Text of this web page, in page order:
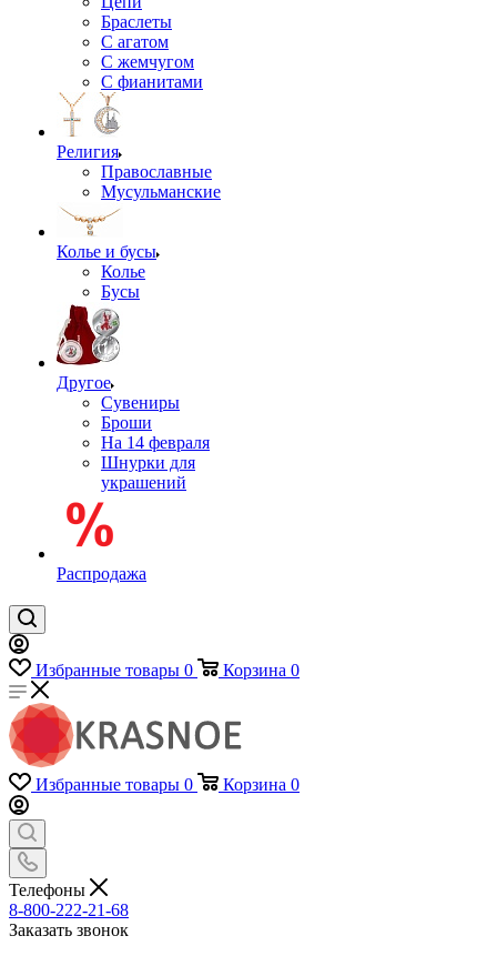
Браслеты
С агатом
С жемчугом
С фианитами
Религия
Православные
Мусульманские
Колье и бусы
Колье
Бусы
Другое
Сувениры
Броши
На 14 февраля
Шнурки для
украшений
Распродажа
Избранные товары 0 Корзина 0
Избранные товары 0 Корзина 0
Телефоны
8-800-222-21-68
Заказать звонок